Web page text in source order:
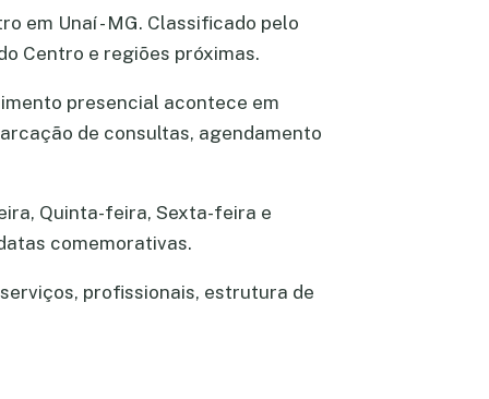
em Unaí - MG. Classificado pelo
Centro e regiões próximas.
presencial acontece em
de consultas, agendamento
Quinta-feira, Sexta-feira e
comemorativas.
profissionais, estrutura de